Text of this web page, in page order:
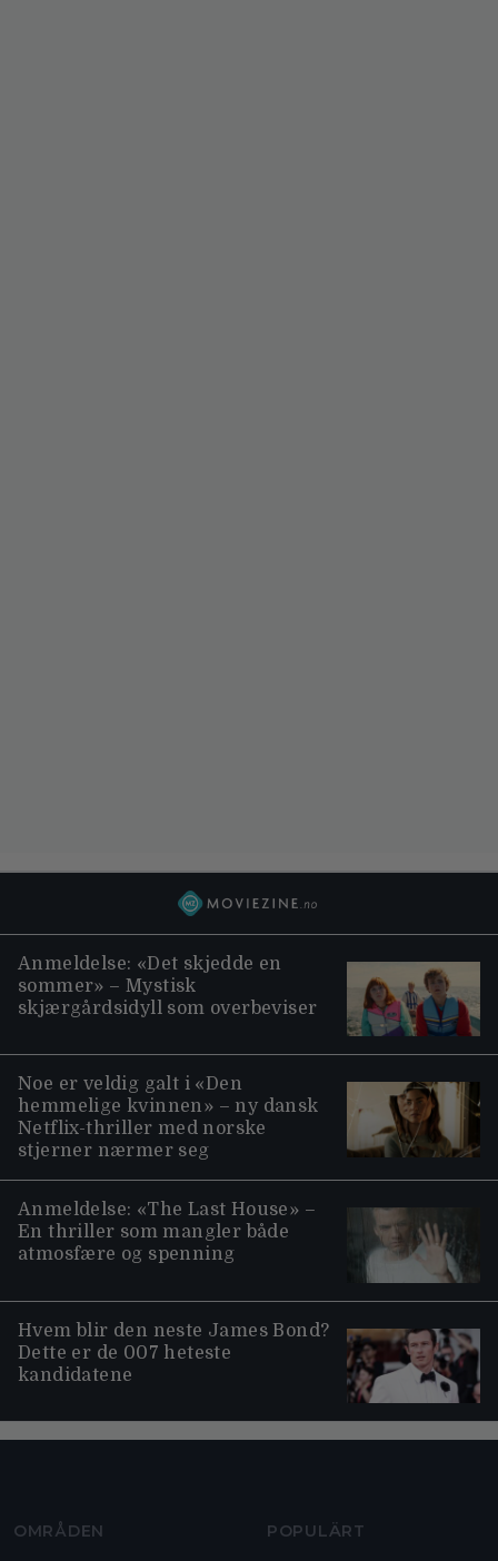
Anmeldelse: «Det skjedde en
sommer» – Mystisk
skjærgårdsidyll som overbeviser
Noe er veldig galt i «Den
hemmelige kvinnen» – ny dansk
Netflix-thriller med norske
stjerner nærmer seg
Anmeldelse: «The Last House» –
En thriller som mangler både
atmosfære og spenning
Hvem blir den neste James Bond?
Dette er de 007 heteste
kandidatene
OMRÅDEN POPULÄRT